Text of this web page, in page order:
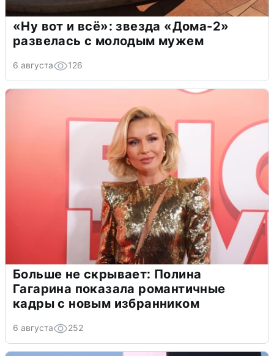
«Ну вот и всё»: звезда «Дома-2»
развелась с молодым мужем
6 августа 126
Больше не скрывает: Полина
Гагарина показала романтичные
кадры с новым избранником
6 августа 252